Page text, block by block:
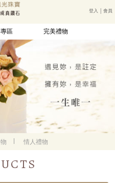
登入 │會員
區 完美禮物
情人禮物